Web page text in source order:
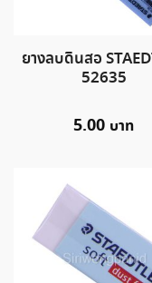
ยางลบดินสอ
52635
5.00